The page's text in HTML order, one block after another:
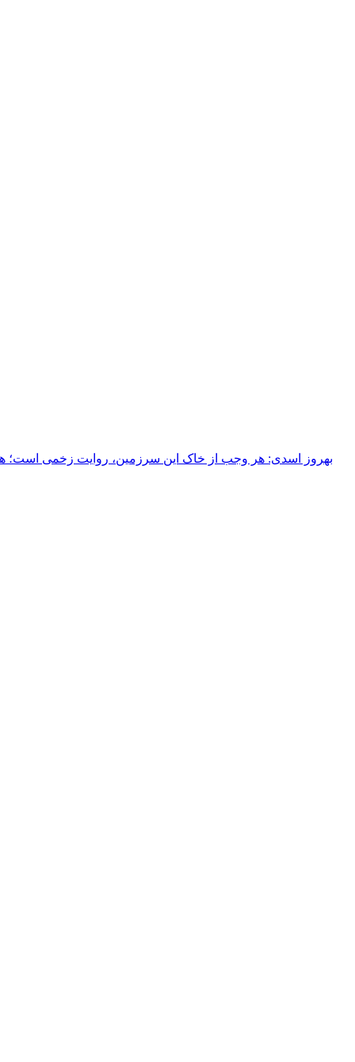
بهروز اسدی: هر وجب از خاک‌ این سرزمین، روایت زخمی است؛